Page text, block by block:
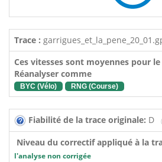
Trace :
Ces vitesses sont moyennes pour le
Réanalyser comme
BYC (Vélo) RNG (Course)
Fiabilité de la trace originale: D
Niveau du correctif appliqué à la
l'analyse non corrigée